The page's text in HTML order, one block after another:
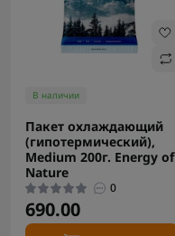
В наличии
Пакет охлаждающий
(гипотермический),
Medium 200г. Energy of
Nature
0
690.00